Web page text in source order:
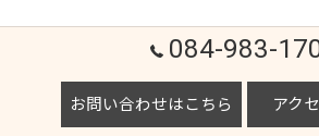
084-983-
お問い合わせはこちら アク